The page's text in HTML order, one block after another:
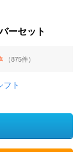
ーセット
（875件）
フト